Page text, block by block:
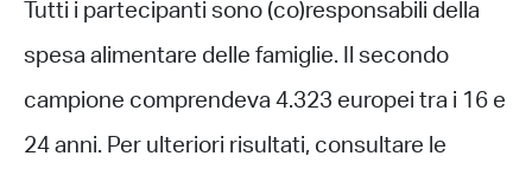
Tutti i partecipanti sono (co)responsabili della
spesa alimentare delle famiglie. Il secondo
campione comprendeva 4.323 europei tra i 16 e
24 anni. Per ulteriori risultati, consultare le